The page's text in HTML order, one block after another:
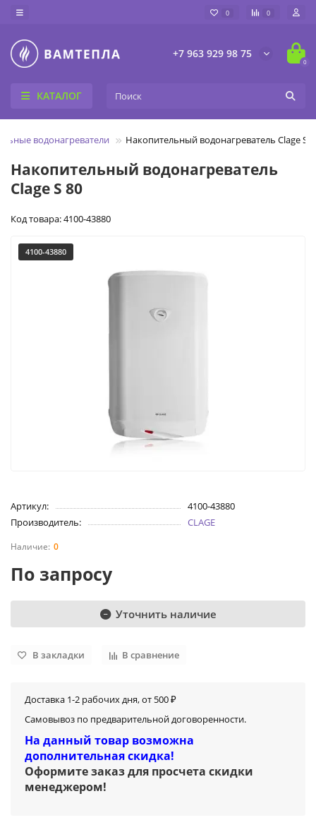
0 0
+7 963 929 98 75
0
КАТАЛОГ
водонагреватели Накопительный водонагреватель Clage S
Накопительный водонагреватель
Clage S 80
Код товара: 4100-43880
4100-43880
Артикул:
4100-43880
Производитель:
CLAGE
0
По запросу
Уточнить наличие
В закладки В сравнение
Доставка 1-2 рабочих дня, от 500 ₽
Самовывоз по предварительной договоренности.
На данный товар возможна
дополнительная скидка!
Оформите заказ для просчета скидки
менеджером!